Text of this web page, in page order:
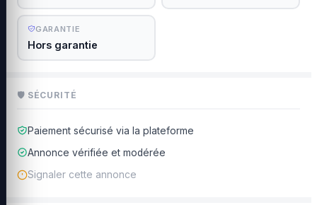
GARANTIE
Hors garantie
🛡 SÉCURITÉ
Paiement sécurisé via la plateforme
Annonce vérifiée et modérée
Signaler cette annonce